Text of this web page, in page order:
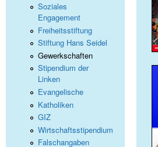
Soziales
Engagement
Freiheitsstiftung
Stiftung Hans Seidel
Gewerkschaften
Stipendium der
Linken
Evangelische
Katholiken
GIZ
Wirtschaftsstipendium
Falschangaben